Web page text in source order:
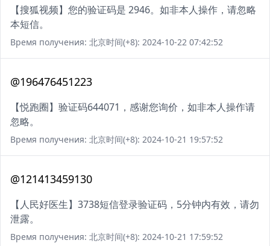
【搜狐视频】您的验证码是 2946。如非本人操作，请忽略
本短信。
Время получения: 北京时间(+8): 2024-10-22 07:42:52
@196476451223
【悦跑圈】验证码644071，感谢您询价，如非本人操作请
忽略。
Время получения: 北京时间(+8): 2024-10-21 19:57:52
@121413459130
【人民好医生】3738短信登录验证码，5分钟内有效，请勿
泄露。
Время получения: 北京时间(+8): 2024-10-21 17:59:52